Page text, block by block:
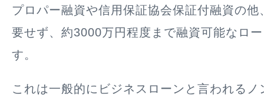
プロパー融資や信用保証協会保証付融資の他
要せず、約3000万円程度まで融資可能なロ
す。
これは一般的にビジネスローンと言われる